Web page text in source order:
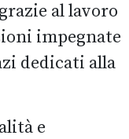
al lavoro
impegnate
dedicati alla
e